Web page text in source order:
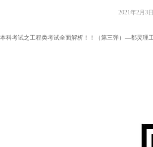
2021年2月3
科考试之工程类考试全面解析！！（第三弹）—都灵理